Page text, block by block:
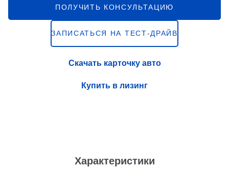
Характеристики
ПОЛУЧИТЬ КОНСУЛЬТАЦИЮ
ЗАПИСАТЬСЯ НА ТЕСТ-ДРАЙВ
Скачать карточку авто
Купить в лизинг